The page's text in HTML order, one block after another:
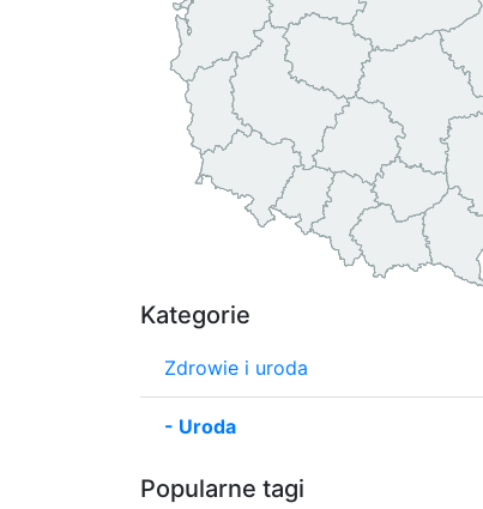
Kategorie
Zdrowie i uroda
- Uroda
Popularne tagi